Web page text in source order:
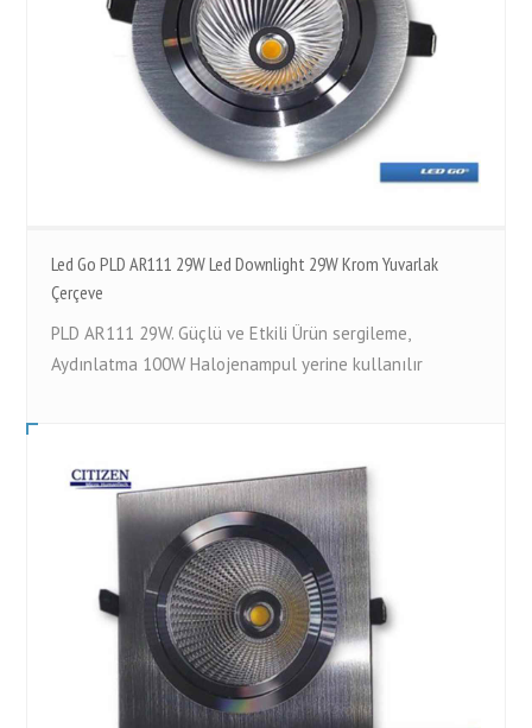
Led Go PLD AR111 29W Led Downlight 29W Krom Yuvarlak
Çerçeve
PLD AR111 29W. Güçlü ve Etkili Ürün sergileme,
Aydınlatma 100W Halojenampul yerine kullanılır